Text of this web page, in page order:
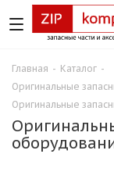
Главная - Каталог -
Оригинальные
Оригинальные